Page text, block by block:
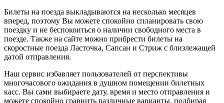
Билеты на поезда выкладываются на несколько месяцев
вперед, поэтому Вы можете спокойно спланировать свою
поездку и не беспокоиться о наличии свободного места в
поезде. Также на сайте можно прибрести билеты на
скоростные поезда Ласточка, Сапсан и Стриж с близлежащей
датой отправления.
Наш сервис избавляет пользователей от перспективы
многочасового ожидания в душном помещении билетных
касс. Вы сами выбираете дату, время и место отправления и
можете спокойно сравнить различные варианты, подбирая